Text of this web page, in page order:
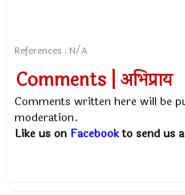
References : N/A
Comments | अभिप्राय
Comments written here will be
moderation.
Like us on Facebookto send us